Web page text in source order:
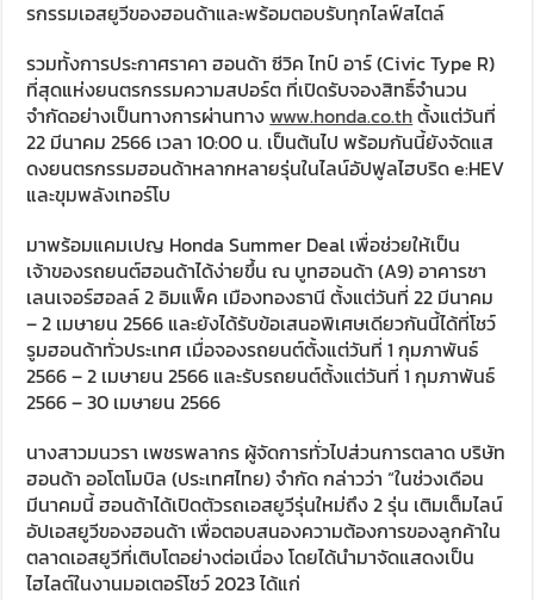
รกรรมเอสยูวีของฮอนด้าและพร้อมตอบรับทุกไลฟ์สไตล์
รวมทั้งการประกาศราคา ฮอนด้า ซีวิค ไทป์ อาร์ (Civic Type R)
ที่สุดแห่งยนตรกรรมความสปอร์ต ที่เปิดรับจองสิทธิ์จำนวน
จำกัดอย่างเป็นทางการผ่านทางwww.honda.co.thตั้งแต่วันที่
22 มีนาคม 2566 เวลา 10:00 น. เป็นต้นไป พร้อมกันนี้ยังจัดแส
ดงยนตรกรรมฮอนด้าหลากหลายรุ่นในไลน์อัปฟูลไฮบริด e:HEV
และขุมพลังเทอร์โบ
มาพร้อมแคมเปญ Honda Summer Deal เพื่อช่วยให้เป็น
เจ้าของรถยนต์ฮอนด้าได้ง่ายขึ้น ณ บูทฮอนด้า (A9) อาคารชา
เลนเจอร์ฮอลล์ 2 อิมแพ็ค เมืองทองธานี ตั้งแต่วันที่ 22 มีนาคม
– 2 เมษายน 2566 และยังได้รับข้อเสนอพิเศษเดียวกันนี้ได้ที่โชว์
รูมฮอนด้าทั่วประเทศ เมื่อจองรถยนต์ตั้งแต่วันที่ 1 กุมภาพันธ์
2566 – 2 เมษายน 2566 และรับรถยนต์ตั้งแต่วันที่ 1 กุมภาพันธ์
2566 – 30 เมษายน 2566
นางสาวมนวรา เพชรพลากร ผู้จัดการทั่วไปส่วนการตลาด บริษัท
ฮอนด้า ออโตโมบิล (ประเทศไทย) จำกัด กล่าวว่า “ในช่วงเดือน
มีนาคมนี้ ฮอนด้าได้เปิดตัวรถเอสยูวีรุ่นใหม่ถึง 2 รุ่น เติมเต็มไลน์
อัปเอสยูวีของฮอนด้า เพื่อตอบสนองความต้องการของลูกค้าใน
ตลาดเอสยูวีที่เติบโตอย่างต่อเนื่อง โดยได้นำมาจัดแสดงเป็น
ไฮไลต์ในงานมอเตอร์โชว์ 2023 ได้แก่